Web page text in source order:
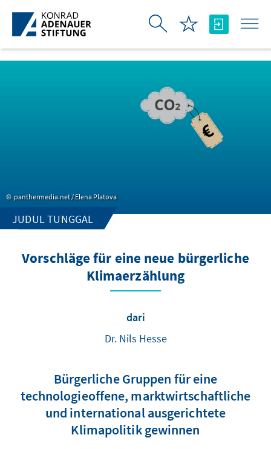
Skip to Main Content
panthermedia.net / Elena Platova
JUDUL TUNGGAL
Vorschläge für eine neue bürgerliche
Klimaerzählung
dari
Dr. Nils Hesse
Bürgerliche Gruppen für eine
technologieoffene, marktwirtschaftliche
und international ausgerichtete
Klimapolitik gewinnen